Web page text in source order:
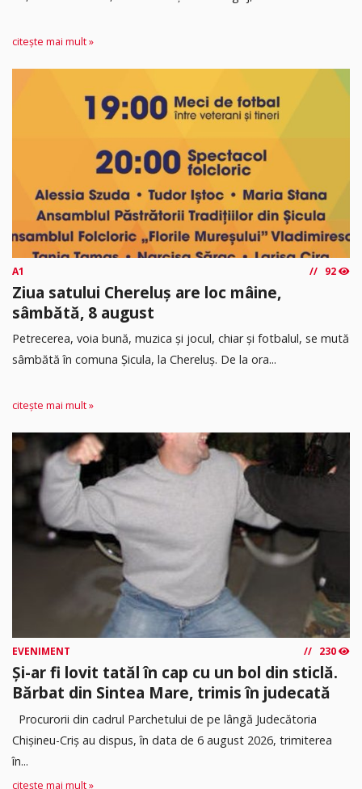
citește mai mult »
A1 92
Ziua satului Chereluș are loc mâine,
sâmbătă, 8 august
Petrecerea, voia bună, muzica și jocul, chiar și fotbalul, se mută
sâmbătă în comuna Șicula, la Chereluș. De la ora...
citește mai mult »
EVENIMENT 230
Și-ar fi lovit tatăl în cap cu un bol din sticlă.
Bărbat din Sintea Mare, trimis în judecată
Procurorii din cadrul Parchetului de pe lângă Judecătoria
Chișineu-Criș au dispus, în data de 6 august 2026, trimiterea
în...
citește mai mult »